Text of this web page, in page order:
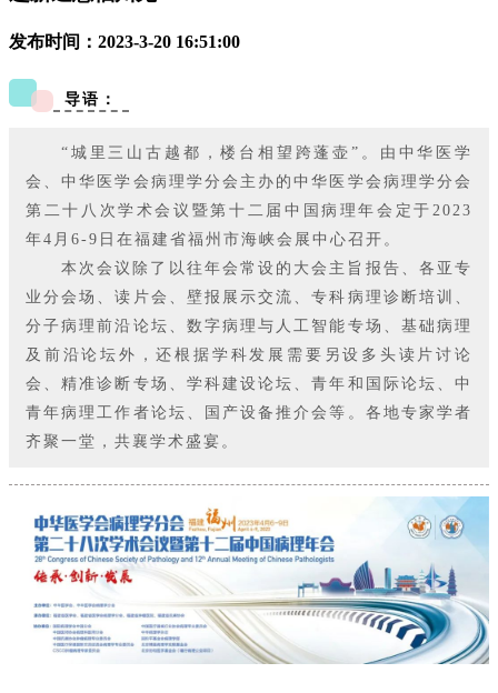
发布时间：2023-3-20 16:51:00
导语：
“城里三山古越都，楼台相望跨蓬壶”。由中华医学
会、中华医学会病理学分会主办的中华医学会病理学分会
第二十八次学术会议暨第十二届中国病理年会定于2023
年4月6-9日在福建省福州市海峡会展中心召开。
本次会议除了以往年会常设的大会主旨报告、各亚专
业分会场、读片会、壁报展示交流、专科病理诊断培训、
分子病理前沿论坛、数字病理与人工智能专场、基础病理
及前沿论坛外，还根据学科发展需要另设多头读片讨论
会、精准诊断专场、学科建设论坛、青年和国际论坛、中
青年病理工作者论坛、国产设备推介会等。各地专家学者
齐聚一堂， 共襄学术盛宴 。